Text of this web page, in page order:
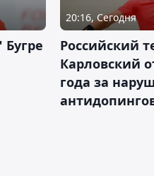
20:16, Сегодня
Российский
Карловский
года за